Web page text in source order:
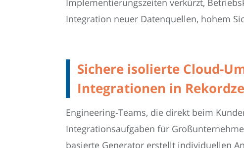
Implementierungszeiten verkürzt,
Integration neuer Datenquellen, hohem
Sichere isolierte Cloud-
Integrationen in
Engineering-Teams, die direkt beim
Integrationsaufgaben für
basierte Generator erstellt individuellen